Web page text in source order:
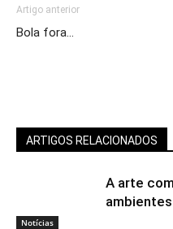
Artigo anterior
Bola fora…
ARTIGOS RELACIONADOS
Notícias
A arte
ambientes